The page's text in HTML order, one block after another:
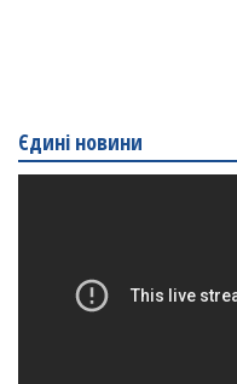
Єдині новини